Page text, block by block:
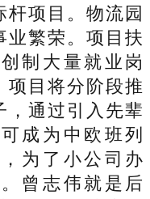
项目。物流园
业繁荣。项目扶
制大量就业岗
项目将分阶段推
，通过引入先辈
成为中欧班列
为了小公司办
曾志伟就是后